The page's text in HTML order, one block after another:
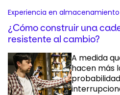
Experiencia en
¿Cómo construir una
resistente al cambio?
A medida
hacen más